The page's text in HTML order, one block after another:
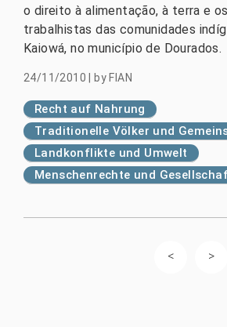
o direito à alimentação, à terra e
trabalhistas das comunidades
Kaiowá, no município de Dourados.
24/11/2010 by FIAN
Recht auf Nahrung
Traditionelle Völker und
Landkonflikte und Umwelt
Menschenrechte und